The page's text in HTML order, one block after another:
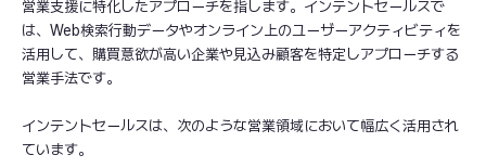
営業支援に特化したアプローチを指します。インテントセールスで
は、Web検索行動データやオンライン上のユーザーアクティビティを
活用して、購買意欲が高い企業や見込み顧客を特定しアプローチする
営業手法です。
インテントセールスは、次のような営業領域において幅広く活用され
ています。